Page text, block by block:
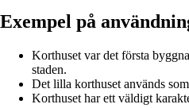
Exempel på
Korthuset var det första
staden.
Det lilla korthuset används
Korthuset har ett väldigt